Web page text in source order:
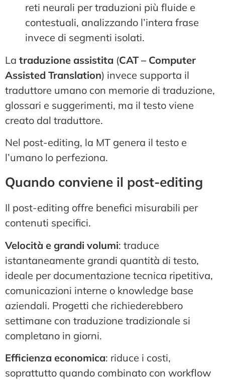
reti neurali per traduzioni più fluide e
contestuali, analizzando l’intera frase
invece di segmenti isolati.
La traduzione assistita (CAT – Computer
Assisted Translation) invece supporta il
traduttore umano con memorie di traduzione,
glossari e suggerimenti, ma il testo viene
creato dal traduttore.
Nel post-editing, la MT genera il testo e
l’umano lo perfeziona.
Quando conviene il post-editing
Il post-editing offre benefici misurabili per
contenuti specifici.
Velocità e grandi volumi: traduce
istantaneamente grandi quantità di testo,
ideale per documentazione tecnica ripetitiva,
comunicazioni interne o knowledge base
aziendali. Progetti che richiederebbero
settimane con traduzione tradizionale si
completano in giorni.
Efficienza economica: riduce i costi,
soprattutto quando combinato con workflow